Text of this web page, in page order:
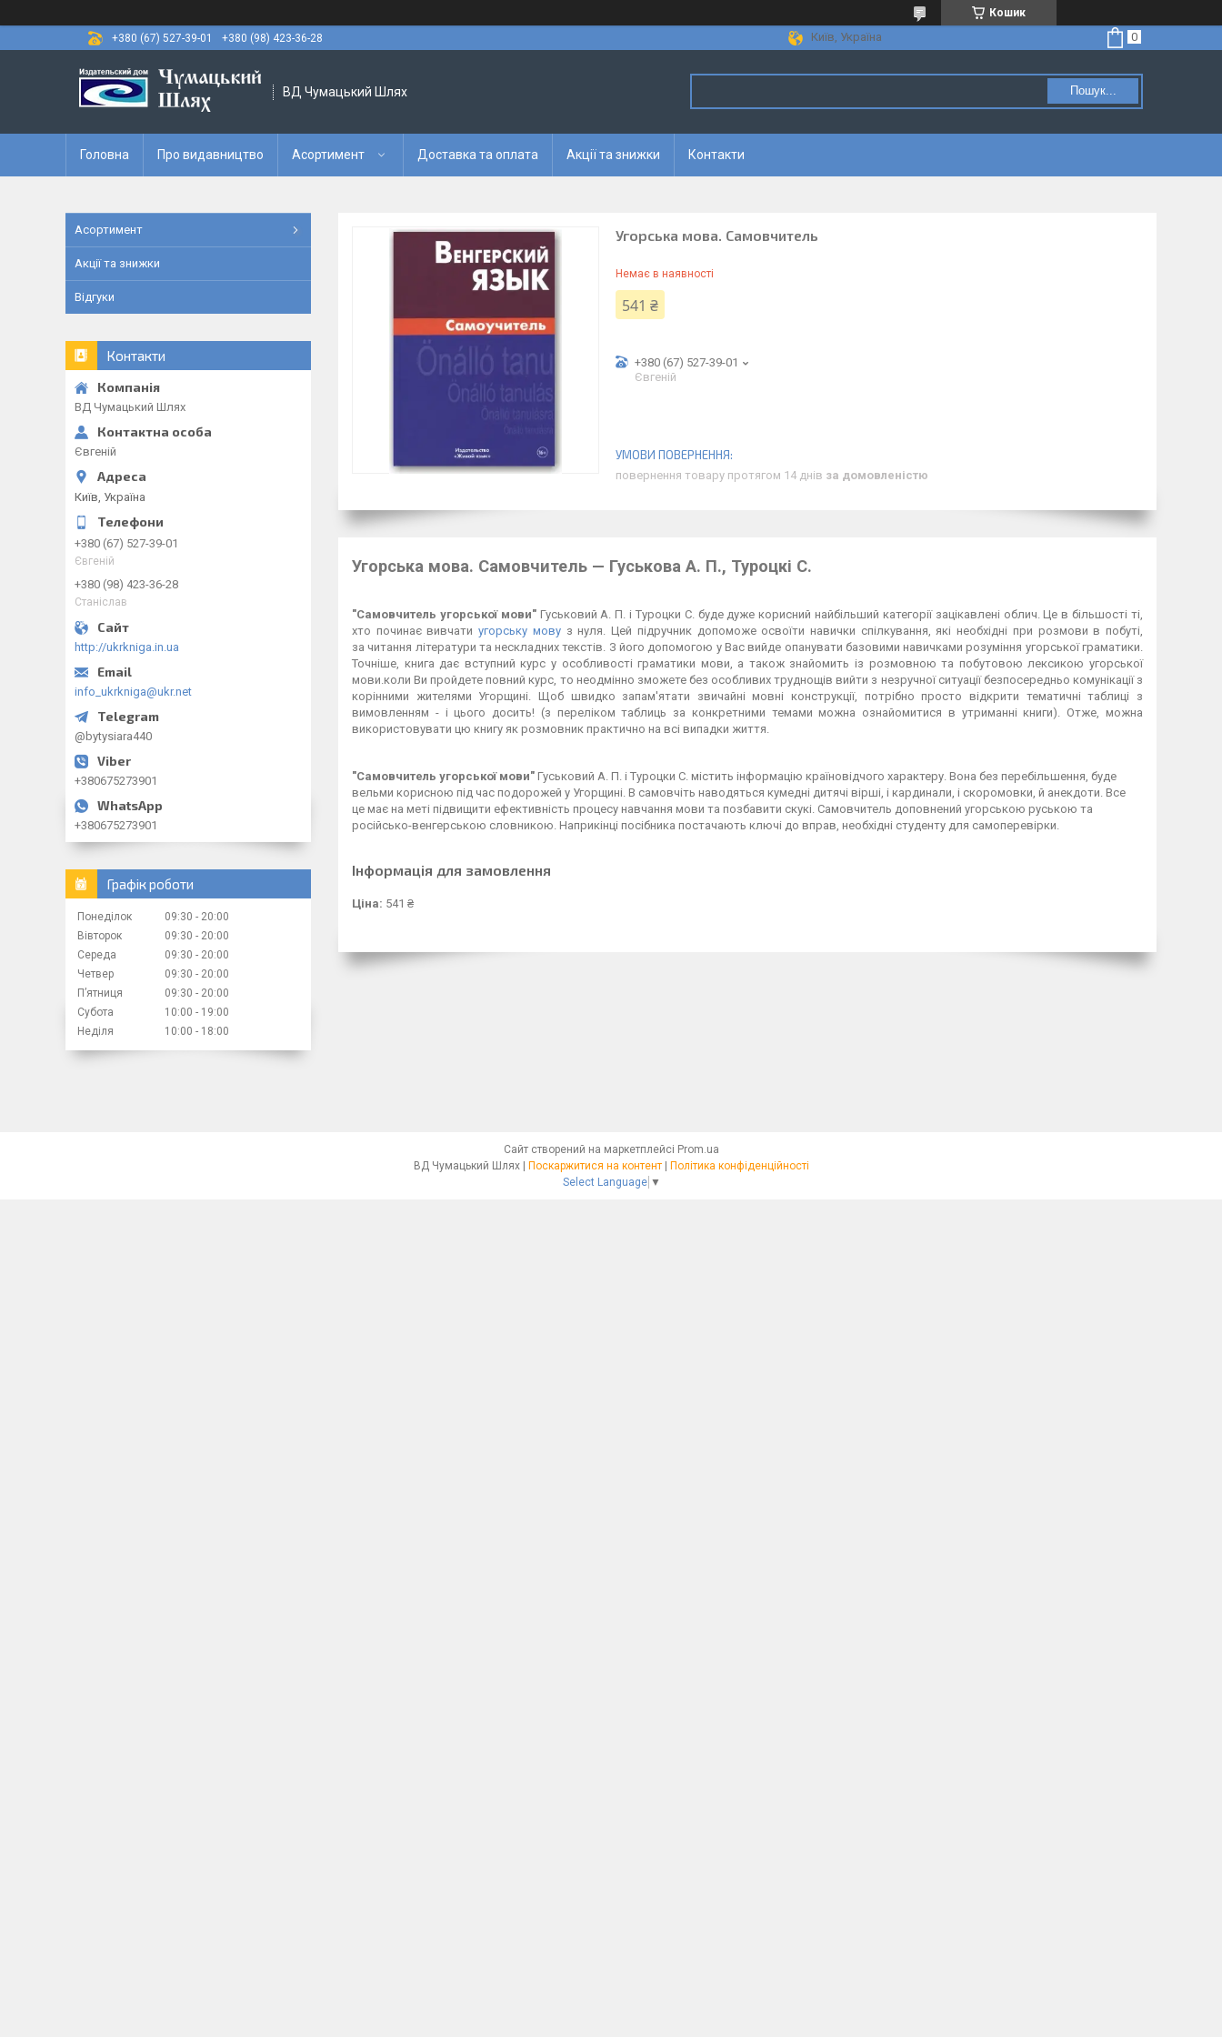
Кошик
+380 (67) 527-39-01
+380 (98) 423-36-28 Київ, Україна
ВД Чумацький Шлях Пошук...
Головна Про видавництво Асортимент Доставка та оплата Акції та знижки Контакти
Угорська мова. Самовчитель
Немає в наявності
541 ₴
+380 (67) 527-39-01
Євгеній
повернення товару протягом 14 днів за домовленістю
Угорська мова. Самовчитель — Гуськова А. П., Туроцкі С.
"Самовчитель угорської мови"Гуськовий А. П. і Туроцки С. буде дуже корисний найбільший категорії зацікавлені облич. Це в більшості ті,
хто починає вивчатиугорську мовуз нуля. Цей підручник допоможе освоїти навички спілкування, які необхідні при розмови в побуті,
за читання літератури та нескладних текстів. З його допомогою у Вас вийде опанувати базовими навичками розуміння угорської граматики.
Точніше, книга дає вступний курс у особливості граматики мови, а також знайомить із розмовною та побутовою лексикою угорської
мови.коли Ви пройдете повний курс, то неодмінно зможете без особливих труднощів вийти з незручної ситуації безпосередньо комунікації з
корінними жителями Угорщині. Щоб швидко запам'ятати звичайні мовні конструкції, потрібно просто відкрити тематичні таблиці з
вимовленням -і цього досить! (з переліком таблиць за конкретними темами можна ознайомитися в утриманні книги). Отже, можна
використовувати цю книгу як розмовник практично на всі випадки життя.
"Самовчитель угорської мови" Гуськовий А. П. і Туроцки С. містить інформацію країновідчого характеру. Вона без перебільшення, буде
вельми корисною під час подорожей у Угорщині. В самовчіть наводяться кумедні дитячі вірші, і кардинали, і скоромовки, й анекдоти. Все
це має на меті підвищити ефективність процесу навчання мови та позбавити скукі. Самовчитель доповнений угорською руською та
російсько-венгерською словникою. Наприкінці посібника постачають ключі до вправ, необхідні студенту для самоперевірки.
Інформація для замовлення
Ціна: 541 ₴
Асортимент
Акції та знижки
Відгуки
Контакти
ВД Чумацький Шлях
Євгеній
Київ, Україна
+380 (67) 527-39-01
Євгеній
+380 (98) 423-36-28
Станіслав
http://ukrkniga.in.ua
info_ukrkniga@ukr.net
@bytysiara440
+380675273901
+380675273901
Графік роботи
Понеділок 09:30
20:00
Вівторок
09:30
20:00
Середа
09:30
20:00
Четвер
09:30
20:00
Пʼятниця
09:30
20:00
Субота
10:00
19:00
Неділя
10:00 18:00
Сайт створений на маркетплейсі Prom.ua
ВД Чумацький Шлях | Поскаржитися на контент | Політика конфіденційності
Select Language ▼